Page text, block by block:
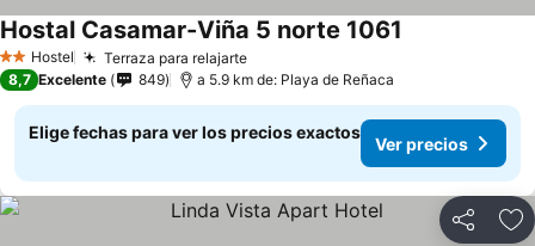
2 Estrellas
Hostel Terraza para relajarte
Hostal Casamar-Viña 5 norte 1061
8,7 Excelente 849 a 5.9 km de: Playa de Reñaca
Elige fechas para ver los precios exactos
Ver precios
Compartir